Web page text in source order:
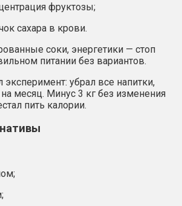
фруктозы;
сахара в крови.
соки, энергетики — стоп
питании без вариантов.
убрал все напитки,
месяц. Минус 3 кг без изменения
пить калории.